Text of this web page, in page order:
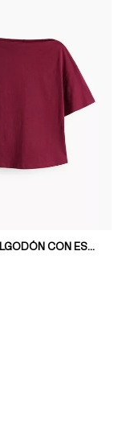
TOP DE ALGODÓN CON ESCOTE BOTE